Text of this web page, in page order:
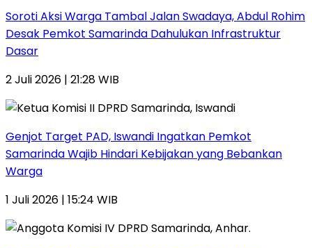
Soroti Aksi Warga Tambal Jalan Swadaya, Abdul Rohim
Desak Pemkot Samarinda Dahulukan Infrastruktur
Dasar
2 Juli 2026 | 21:28 WIB
Genjot Target PAD, Iswandi Ingatkan Pemkot
Samarinda Wajib Hindari Kebijakan yang Bebankan
Warga
1 Juli 2026 | 15:24 WIB